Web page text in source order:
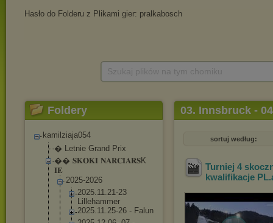
Foldery
kamilziaja054
� Letnie Grand Prix
�� 𝐒𝐊𝐎𝐊𝐈 𝐍𝐀𝐑𝐂𝐈𝐀𝐑𝐒K
𝐈𝐄
2025-2026
2025.11.21-23
Lillehammer
2025.11.25-26 - Falun
03. Innsbruck -
sortuj według:
Turniej 4
kwalifikacje PL